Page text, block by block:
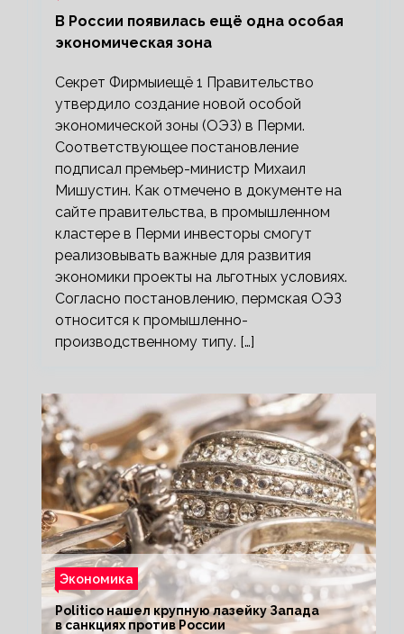
В России появилась ещё одна особая
экономическая зона
Секрет Фирмыиещё 1 Правительство
утвердило создание новой особой
экономической зоны (ОЭЗ) в Перми.
Соответствующее постановление
подписал премьер-министр Михаил
Мишустин. Как отмечено в документе на
сайте правительства, в промышленном
кластере в Перми инвесторы смогут
реализовывать важные для развития
экономики проекты на льготных условиях.
Согласно постановлению, пермская ОЭЗ
относится к промышленно-
производственному типу. […]
Экономика
Politico нашел крупную лазейку Запада
в санкциях против России